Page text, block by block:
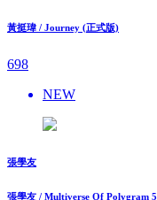
黃挺瑋 / Journey (正式版)
698
NEW
張學友
張學友 / Multiverse Of Polygram